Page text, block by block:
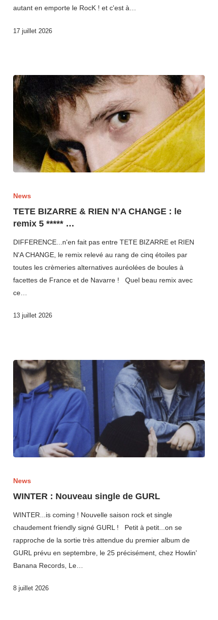
autant en emporte le RocK ! et c'est à…
17 juillet 2026
News
TETE BIZARRE & RIEN N’A CHANGE : le
remix 5 ***** …
DIFFERENCE...n'en fait pas entre TETE BIZARRE et RIEN
N'A CHANGE, le remix relevé au rang de cinq étoiles par
toutes les crèmeries alternatives auréolées de boules à
facettes de France et de Navarre ! Quel beau remix avec
ce…
13 juillet 2026
News
WINTER : Nouveau single de GURL
WINTER...is coming ! Nouvelle saison rock et single
chaudement friendly signé GURL ! Petit à petit...on se
rapproche de la sortie très attendue du premier album de
GURL prévu en septembre, le 25 précisément, chez Howlin'
Banana Records, Le…
8 juillet 2026